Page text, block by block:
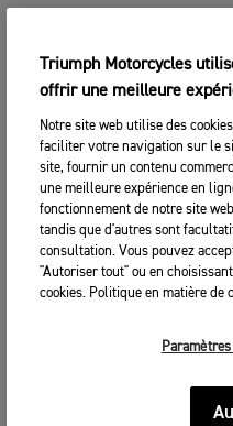
Triumph Motorcycles
offrir une meilleure
Notre site web utilise des
faciliter votre navigation sur le
site, fournir un contenu
une meilleure expérience en
fonctionnement de notre site
tandis que d'autres sont
consultation. Vous pouvez
"Autoriser tout" ou en
cookies. Politique en matière de